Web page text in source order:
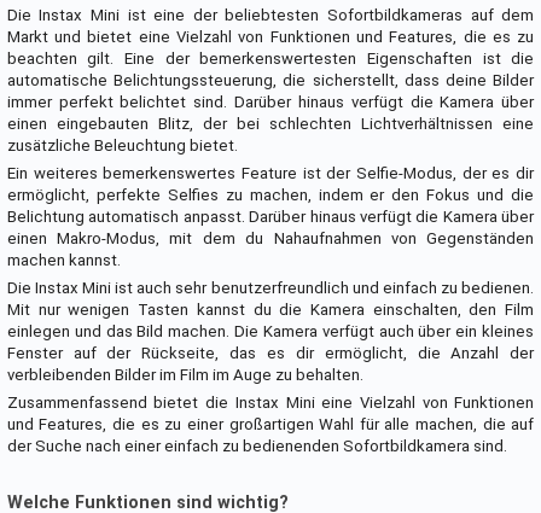
Die Instax Mini ist eine der beliebtesten Sofortbildkameras auf dem
Markt und bietet eine Vielzahl von Funktionen und Features, die es zu
beachten gilt. Eine der bemerkenswertesten Eigenschaften ist die
automatische Belichtungssteuerung, die sicherstellt, dass deine Bilder
immer perfekt belichtet sind. Darüber hinaus verfügt die Kamera über
einen eingebauten Blitz, der bei schlechten Lichtverhältnissen eine
zusätzliche Beleuchtung bietet.
Ein weiteres bemerkenswertes Feature ist der Selfie-Modus, der es dir
ermöglicht, perfekte Selfies zu machen, indem er den Fokus und die
Belichtung automatisch anpasst. Darüber hinaus verfügt die Kamera über
einen Makro-Modus, mit dem du Nahaufnahmen von Gegenständen
machen kannst.
Die Instax Mini ist auch sehr benutzerfreundlich und einfach zu bedienen.
Mit nur wenigen Tasten kannst du die Kamera einschalten, den Film
einlegen und das Bild machen. Die Kamera verfügt auch über ein kleines
Fenster auf der Rückseite, das es dir ermöglicht, die Anzahl der
verbleibenden Bilder im Film im Auge zu behalten.
Zusammenfassend bietet die Instax Mini eine Vielzahl von Funktionen
und Features, die es zu einer großartigen Wahl für alle machen, die auf
der Suche nach einer einfach zu bedienenden Sofortbildkamera sind.
Welche Funktionen sind wichtig?